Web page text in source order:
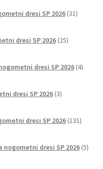
dresi SP 2026 31izdelkov
dresi SP 2026 25izdelkov
dresi SP 2026 4izdelki
dresi SP 2026 3izdelki
dresi SP 2026 131
nogometni dresi SP 2026 5